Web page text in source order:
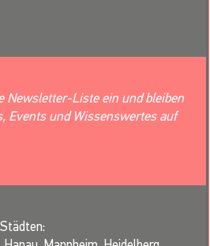
Newsletter-Liste ein und bleiben
Events und Wissenswertes auf